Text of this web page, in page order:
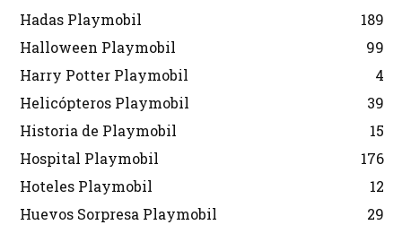
Hadas Playmobil
189
Halloween Playmobil
99
Harry Potter Playmobil
4
Helicópteros Playmobil
39
Historia de Playmobil
15
Hospital Playmobil
176
Hoteles Playmobil
12
Huevos Sorpresa Playmobil
29